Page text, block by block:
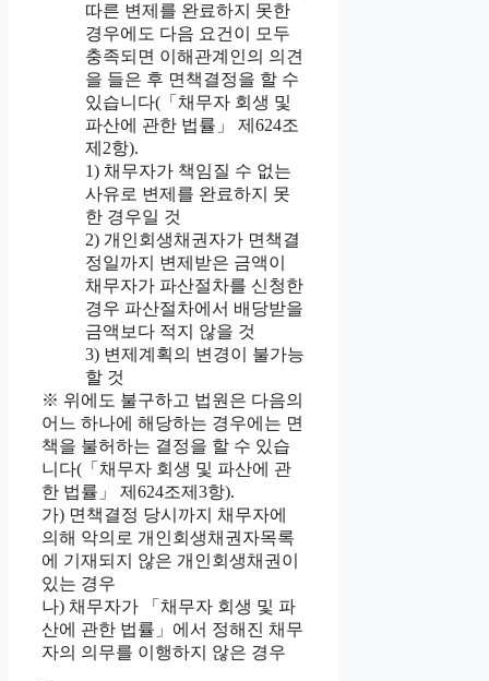
따른 변제를 완료하지 못한
경우에도 다음 요건이 모두
충족되면 이해관계인의 의견
을 들은 후 면책결정을 할 수
있습니다(「채무자 회생 및
파산에 관한 법률」 제624조
제2항).
1) 채무자가 책임질 수 없는
사유로 변제를 완료하지 못
한 경우일 것
2) 개인회생채권자가 면책결
정일까지 변제받은 금액이
채무자가 파산절차를 신청한
경우 파산절차에서 배당받을
금액보다 적지 않을 것
3) 변제계획의 변경이 불가능
할 것
※ 위에도 불구하고 법원은 다음의
어느 하나에 해당하는 경우에는 면
책을 불허하는 결정을 할 수 있습
니다(「채무자 회생 및 파산에 관
한 법률」 제624조제3항).
가) 면책결정 당시까지 채무자에
의해 악의로 개인회생채권자목록
에 기재되지 않은 개인회생채권이
있는 경우
나) 채무자가 「채무자 회생 및 파
산에 관한 법률」에서 정해진 채무
자의 의무를 이행하지 않은 경우